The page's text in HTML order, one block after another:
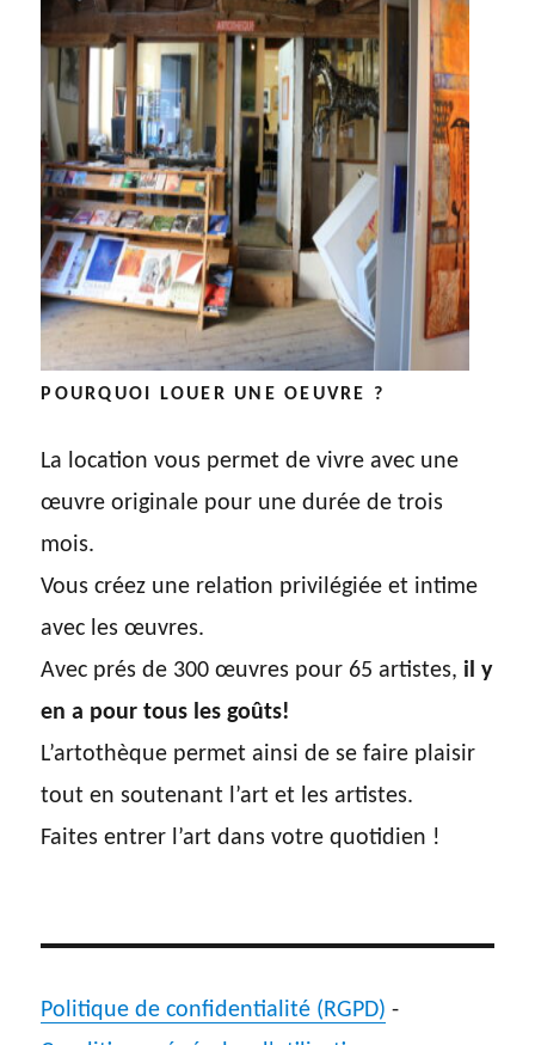
POURQUOI LOUER UNE OEUVRE ?
La location vous permet de vivre avec une
œuvre originale pour une durée de trois
mois.
Vous créez une relation privilégiée et intime
avec les œuvres.
Avec prés de 300 œuvres pour 65 artistes, il y
en a pour tous les goûts!
L’artothèque permet ainsi de se faire plaisir
tout en soutenant l’art et les artistes.
Faites entrer l’art dans votre quotidien !
Politique de confidentialité (RGPD) -